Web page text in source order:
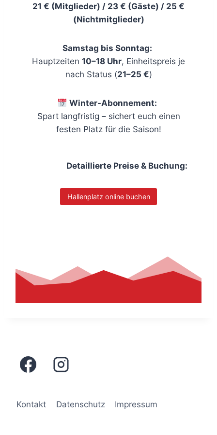
21 € (Mitglieder) / 23 € (Gäste) / 25 €
(Nichtmitglieder)
Samstag bis Sonntag:
Hauptzeiten 10–18 Uhr, Einheitspreis je
nach Status (21–25 €)
Winter-Abonnement:
Spart langfristig – sichert euch einen
festen Platz für die Saison!
Detaillierte Preise & Buchung:
Hallenplatz online buchen
Kontakt Datenschutz Impressum